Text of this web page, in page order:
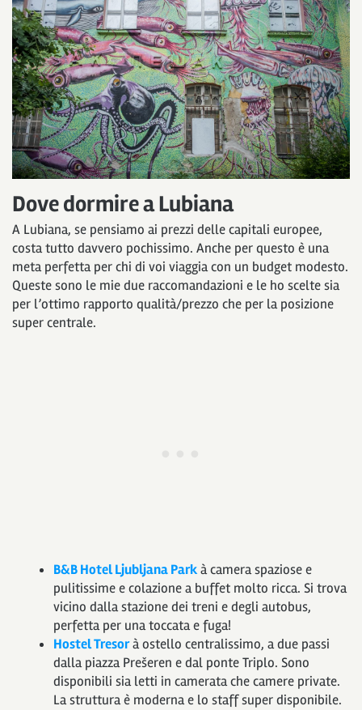
Dove dormire a Lubiana
A Lubiana, se pensiamo ai prezzi delle capitali europee,
costa tutto davvero pochissimo. Anche per questo è una
meta perfetta per chi di voi viaggia con un budget modesto.
Queste sono le mie due raccomandazioni e le ho scelte sia
per l’ottimo rapporto qualità/prezzo che per la posizione
super centrale.
B&B Hotel Ljubljana Parkà camera spaziose e
pulitissime e colazione a buffet molto ricca. Si trova
vicino dalla stazione dei treni e degli autobus,
perfetta per una toccata e fuga!
Hostel Tresorà ostello centralissimo, a due passi
dalla piazza Prešeren e dal ponte Triplo. Sono
disponibili sia letti in camerata che camere private.
La struttura è moderna e lo staff super disponibile.